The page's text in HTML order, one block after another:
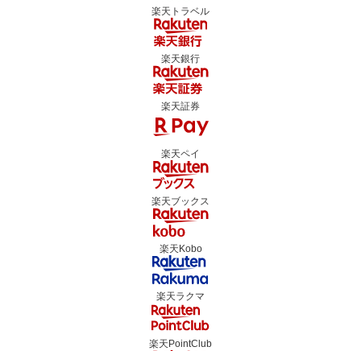
楽天トラベル
楽天銀行
楽天証券
楽天ペイ
楽天ブックス
楽天Kobo
楽天ラクマ
楽天PointClub